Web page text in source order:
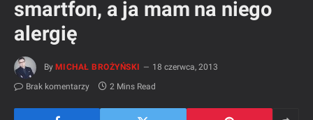
smartfon, a ja mam na niego
alergię
By MICHAŁ BROŻYŃSKI
18 czerwca, 2013
Brak komentarzy
2 Mins Read